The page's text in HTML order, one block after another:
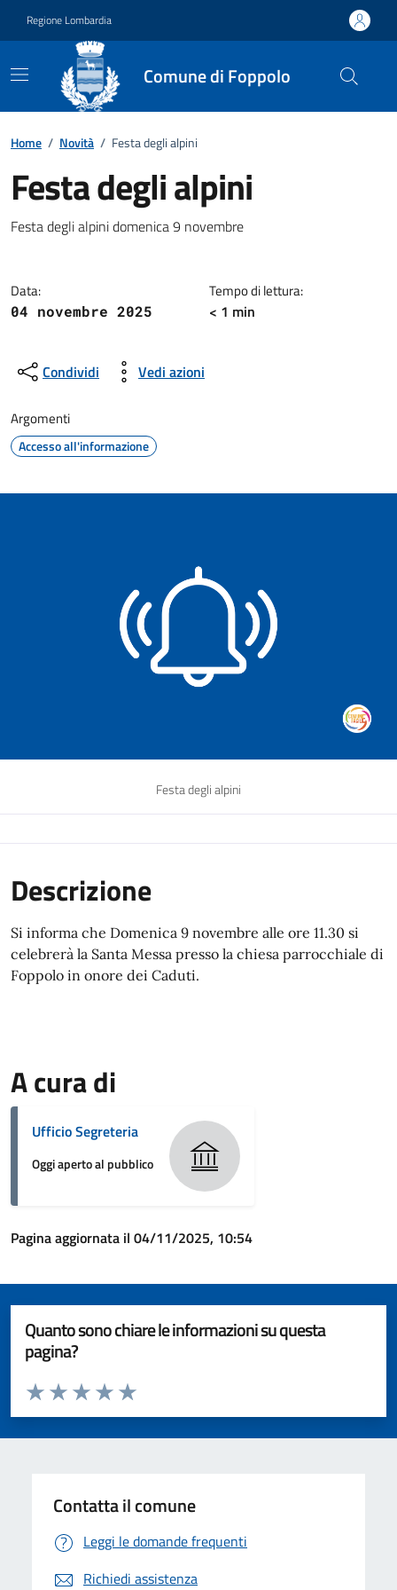
Regione Lombardia
Comune di Foppolo
Home / Novità / Festa degli alpini
Festa degli alpini
Dettagli della notizia
Festa degli alpini domenica 9 novembre
Data:
04 novembre 2025
Tempo di lettura:
< 1 min
Condividi Vedi azioni
Argomenti
Accesso all'informazione
Festa degli alpini
Descrizione
Si informa che Domenica 9 novembre alle ore 11.30 si
celebrerà la Santa Messa presso la chiesa parrocchiale di
Foppolo in onore dei Caduti.
A cura di
Ufficio Segreteria
Oggi aperto al pubblico
Pagina aggiornata il 04/11/2025, 10:54
Quanto sono chiare le informazioni su questa
pagina?
Valuta da 1 a 5 stelle la pagina
Valuta 5 stelle su 5
Valuta 4 stelle su 5
Valuta 3 stelle su 5
Valuta 2 stelle su 5
Valuta 1 stelle su 5
Contatta il comune
Leggi le domande frequenti
Richiedi assistenza